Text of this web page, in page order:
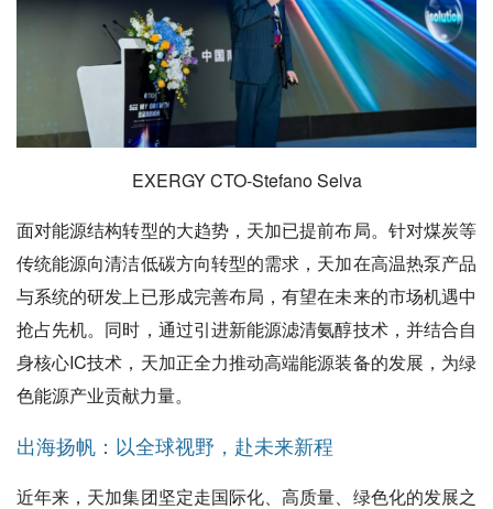
EXERGY CTO-Stefano Selva
面对能源结构转型的大趋势，天加已提前布局。针对煤炭等
传统能源向清洁低碳方向转型的需求，天加在高温热泵产品
与系统的研发上已形成完善布局，有望在未来的市场机遇中
抢占先机。同时，通过引进新能源滤清氨醇技术，并结合自
身核心IC技术，天加正全力推动高端能源装备的发展，为绿
色能源产业贡献力量。
出海扬帆：以全球视野，赴未来新程
近年来，天加集团坚定走国际化、高质量、绿色化的发展之